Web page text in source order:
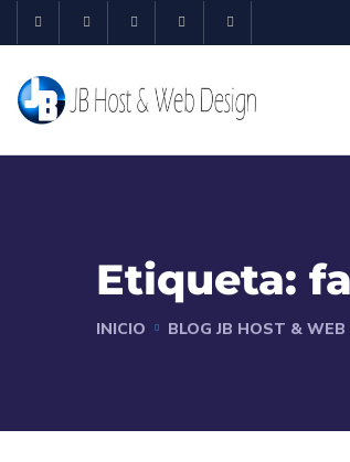
Etiqueta:
INICIO BLOG JB HOST & WEB